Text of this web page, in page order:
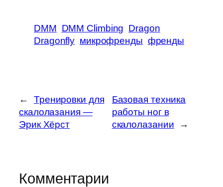
DMM DMM Climbing Dragon
Dragonfly микрофренды френды
←
Тренировки для
скалолазания —
Эрик Хёрст
Базовая техника
работы ног в
скалолазании
→
Комментарии